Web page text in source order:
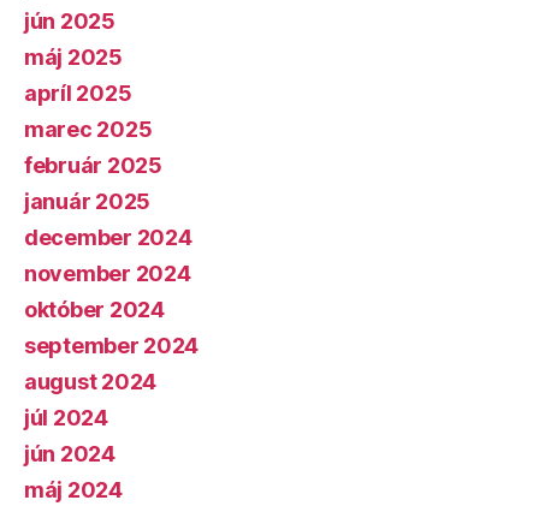
jún 2025
máj 2025
apríl 2025
marec 2025
február 2025
január 2025
december 2024
november 2024
október 2024
september 2024
august 2024
júl 2024
jún 2024
máj 2024